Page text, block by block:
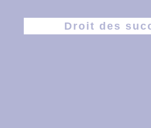
Droit des